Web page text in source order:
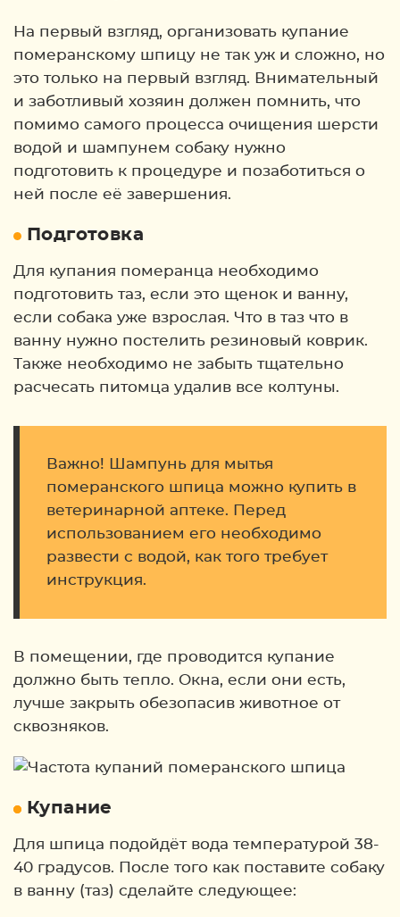
На первый взгляд, организовать купание
померанскому шпицу не так уж и сложно, но
это только на первый взгляд. Внимательный
и заботливый хозяин должен помнить, что
помимо самого процесса очищения шерсти
водой и шампунем собаку нужно
подготовить к процедуре и позаботиться о
ней после её завершения.
Подготовка
Для купания померанца необходимо
подготовить таз, если это щенок и ванну,
если собака уже взрослая. Что в таз что в
ванну нужно постелить резиновый коврик.
Также необходимо не забыть тщательно
расчесать питомца удалив все колтуны.
Важно! Шампунь для мытья
померанского шпица можно купить в
ветеринарной аптеке. Перед
использованием его необходимо
развести с водой, как того требует
инструкция.
В помещении, где проводится купание
должно быть тепло. Окна, если они есть,
лучше закрыть обезопасив животное от
сквозняков.
Купание
Для шпица подойдёт вода температурой 38-
40 градусов. После того как поставите собаку
в ванну (таз) сделайте следующее: